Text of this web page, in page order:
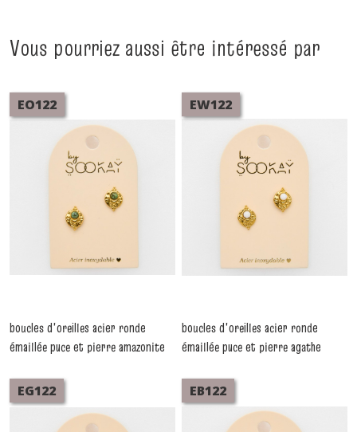
Vous pourriez aussi être intéressé par
EO122
boucles d'oreilles acier ronde
émaillée puce et pierre amazonite
EW122
boucles d'oreilles acier ronde
émaillée puce et pierre agathe
EG122 EB122